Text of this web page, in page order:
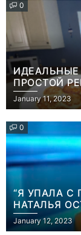
0
ИДЕАЛЬНЫЕ
ПРОСТОЙ
ЩАСЛИВИХ”
January 11, 2023
0
“Я УПАЛА С
НАТАЛЬЯ
КАРПАТАХ
January 12, 2023
Игры
Геймеры